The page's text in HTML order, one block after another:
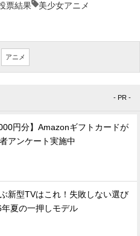
票結果
美少女アニメ
アニメ
- PR -
円分】Amazonギフトカードが
アンケート実施中
新型TVはこれ！失敗しない選び
夏の一押しモデル